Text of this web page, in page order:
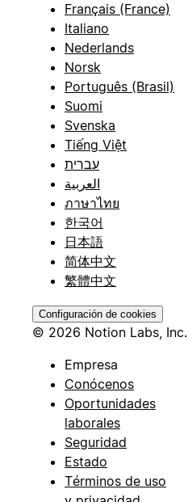
Français (France)
Italiano
Nederlands
Norsk
Português (Brasil)
Suomi
Svenska
Tiếng Việt
עברית
العربية
ภาษาไทย
한국어
日本語
简体中文
繁體中文
Configuración de cookies
© 2026 Notion Labs, Inc.
Empresa
Conócenos
Oportunidades
laborales
Seguridad
Estado
Términos de uso